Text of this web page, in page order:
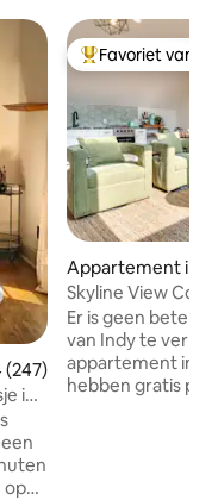
beoordeling van
(247)
in
op
Topfavoriet van
Favoriet van
Appartement in
s
Skyline View
centrum, GRATIS
Er is geen betere
van Indy te
appartement in
hebben gratis